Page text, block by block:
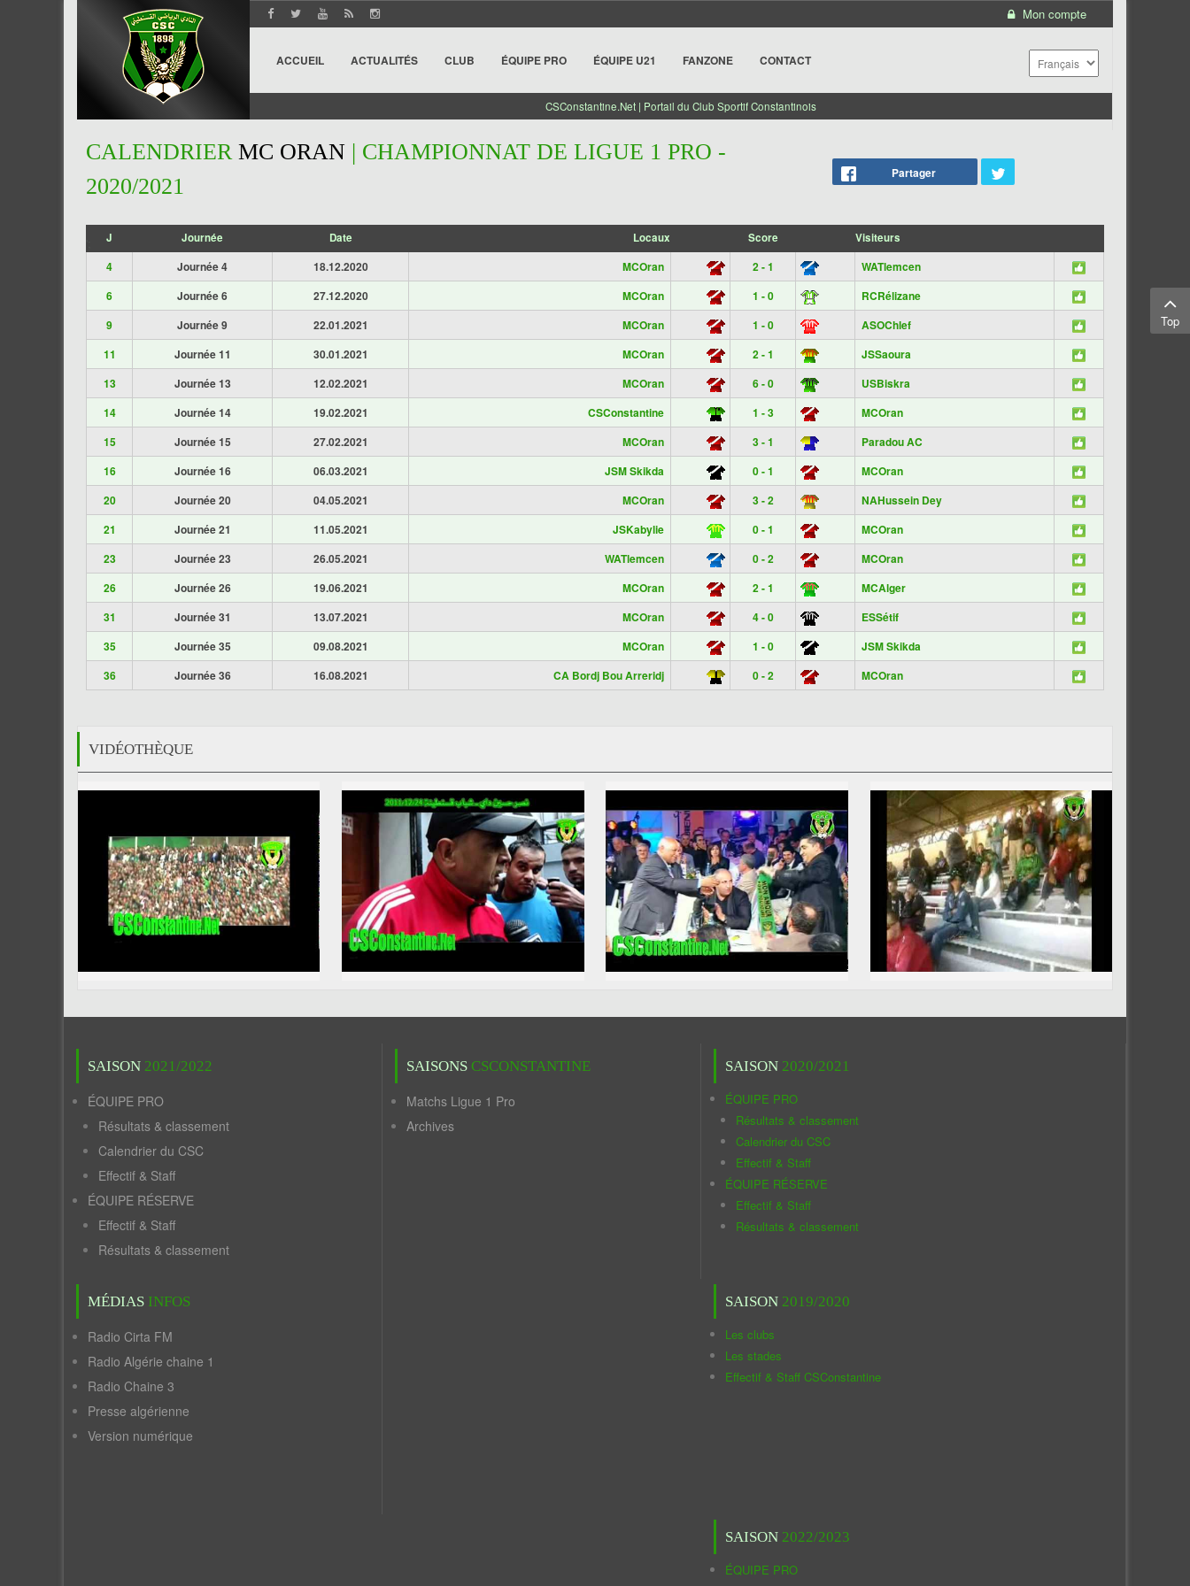
Mon compte
ACCUEIL ACTUALITÉS CLUB ÉQUIPE PRO ÉQUIPE U21 FANZONE CONTACT
CSConstantine.Net | Portail du Club Sportif Constantinois
CALENDRIER MC ORAN | CHAMPIONNAT DE LIGUE 1 PRO -
2020/2021
Partager
J Journée Date Locaux Score Visiteurs
4 Journée 4 18.12.2020 MCOran 2 - 1
WATlemcen
6
Journée 6 27.12.2020 MCOran 1 - 0
RCRélizane
9
Journée 9 22.01.2021 MCOran 1 - 0
ASOChlef
11
Journée 11 30.01.2021 MCOran 2 - 1
JSSaoura
13
Journée 13 12.02.2021 MCOran 6 - 0
USBiskra
14
Journée 14 19.02.2021 CSConstantine 1 - 3
MCOran
15
Journée 15 27.02.2021 MCOran 3 - 1
Paradou AC
16
Journée 16 06.03.2021 JSM Skikda 0 - 1
MCOran
20
Journée 20 04.05.2021 MCOran 3 - 2
NAHussein Dey
21
Journée 21 11.05.2021 JSKabylie 0 - 1
MCOran
23
Journée 23 26.05.2021 WATlemcen 0 - 2
MCOran
26
Journée 26 19.06.2021 MCOran 2 - 1
MCAlger
31
Journée 31 13.07.2021 MCOran 4 - 0
ESSétif
35
Journée 35 09.08.2021 MCOran 1 - 0
JSM Skikda
36
Journée 36 16.08.2021 CA Bordj Bou Arreridj 0 - 2 MCOran
VIDÉOTHÈQUE
SAISON 2021/2022
ÉQUIPE PRO
Résultats & classement
Calendrier du CSC
Effectif & Staff
ÉQUIPE RÉSERVE
Effectif & Staff
Résultats & classement
MÉDIAS INFOS
Radio Cirta FM
Radio Algérie chaine 1
Radio Chaine 3
Presse algérienne
Version numérique
SAISONS CSCONSTANTINE
Matchs Ligue 1 Pro
Archives
SAISON 2020/2021
ÉQUIPE PRO
Résultats & classement
Calendrier du CSC
Effectif & Staff
ÉQUIPE RÉSERVE
Effectif & Staff
Résultats & classement
SAISON 2019/2020
Les clubs
Les stades
Effectif & Staff CSConstantine
SAISON 2022/2023
ÉQUIPE PRO
Top